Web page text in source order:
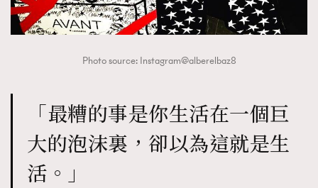
Photo source: Instagram@alberelbaz8
「最糟的事是你生活在一個巨
大的泡沫裏，卻以為這就是生
活。」